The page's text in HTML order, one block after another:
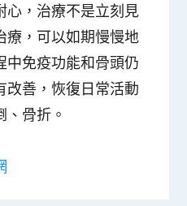
心，治療不是立刻見
療，可以如期慢慢地
中免疫功能和骨頭仍
改善，恢復日常活動
骨折。